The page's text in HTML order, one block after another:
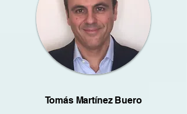
Tomás Martínez Buero